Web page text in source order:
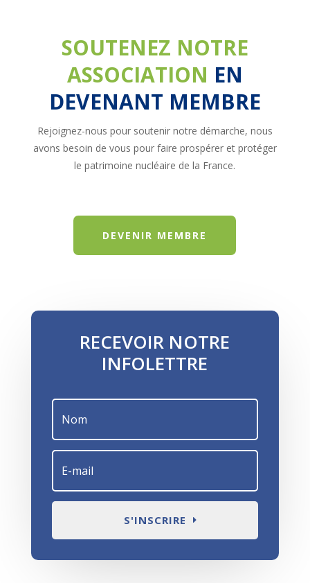
SOUTENEZ NOTRE
ASSOCIATION EN
DEVENANT MEMBRE
Rejoignez-nous pour soutenir notre démarche, nous
avons besoin de vous pour faire prospérer et protéger
le patrimoine nucléaire de la France.
DEVENIR MEMBRE
RECEVOIR NOTRE
INFOLETTRE
S'INSCRIRE